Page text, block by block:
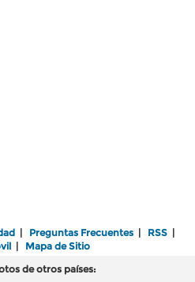
| Preguntas Frecuentes | RSS |
| Mapa de Sitio
de otros países: